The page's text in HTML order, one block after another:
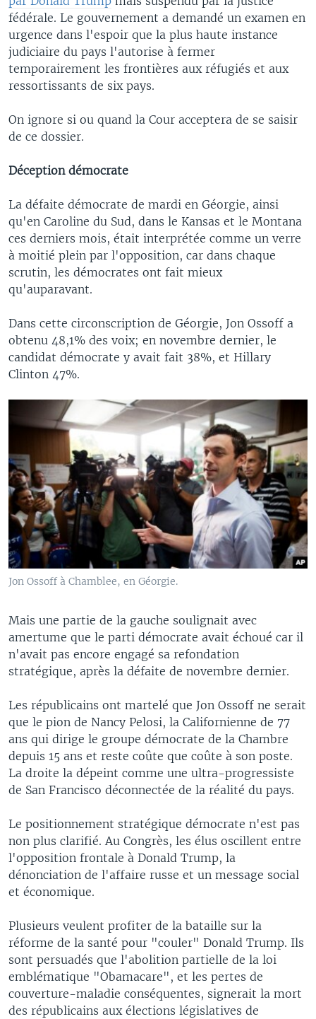
fédérale. Le gouvernement a demandé un examen en
urgence dans l'espoir que la plus haute instance
judiciaire du pays l'autorise à fermer
temporairement les frontières aux réfugiés et aux
ressortissants de six pays.
On ignore si ou quand la Cour acceptera de se saisir
de ce dossier.
Déception démocrate
La défaite démocrate de mardi en Géorgie, ainsi
qu'en Caroline du Sud, dans le Kansas et le Montana
ces derniers mois, était interprétée comme un verre
à moitié plein par l'opposition, car dans chaque
scrutin, les démocrates ont fait mieux
qu'auparavant.
Dans cette circonscription de Géorgie, Jon Ossoff a
obtenu 48,1% des voix; en novembre dernier, le
candidat démocrate y avait fait 38%, et Hillary
Clinton 47%.
Jon Ossoff à Chamblee, en Géorgie.
Mais une partie de la gauche soulignait avec
amertume que le parti démocrate avait échoué car il
n'avait pas encore engagé sa refondation
stratégique, après la défaite de novembre dernier.
Les républicains ont martelé que Jon Ossoff ne serait
que le pion de Nancy Pelosi, la Californienne de 77
ans qui dirige le groupe démocrate de la Chambre
depuis 15 ans et reste coûte que coûte à son poste.
La droite la dépeint comme une ultra-progressiste
de San Francisco déconnectée de la réalité du pays.
Le positionnement stratégique démocrate n'est pas
non plus clarifié. Au Congrès, les élus oscillent entre
l'opposition frontale à Donald Trump, la
dénonciation de l'affaire russe et un message social
et économique.
Plusieurs veulent profiter de la bataille sur la
réforme de la santé pour "couler" Donald Trump. Ils
sont persuadés que l'abolition partielle de la loi
emblématique "Obamacare", et les pertes de
couverture-maladie conséquentes, signerait la mort
des républicains aux élections législatives de